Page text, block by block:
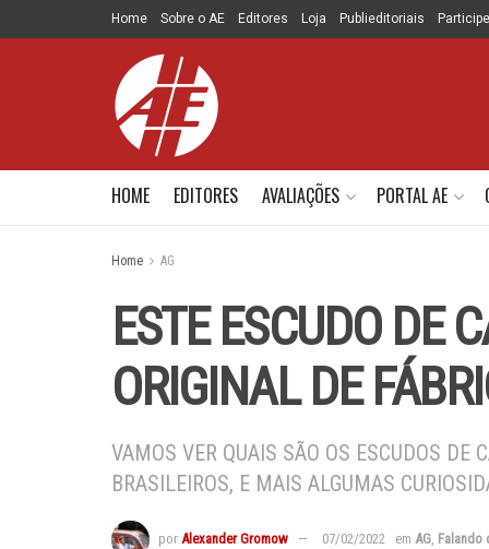
Home Sobre o AE Editores Loja Publieditoriais
HOME EDITORES AVALIAÇÕES PORTAL AE
Home AG
ESTE ESCUDO DE
ORIGINAL DE
VAMOS VER QUAIS SÃO OS ESCUDOS DE
BRASILEIROS, E MAIS ALGUMAS
por Alexander Gromow 07/02/2022 em AG, Falando